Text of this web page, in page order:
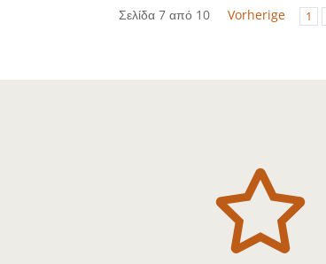
Σελίδα 7 από 10 Vorherige 1
